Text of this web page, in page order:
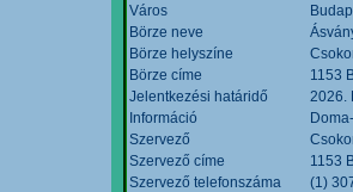
Város
Börze neve
Börze helyszíne
Börze címe
1153
Jelentkezési határidő
2026.
Információ
Szervező
Szervező címe
1153
Szervező telefonszáma
(1)